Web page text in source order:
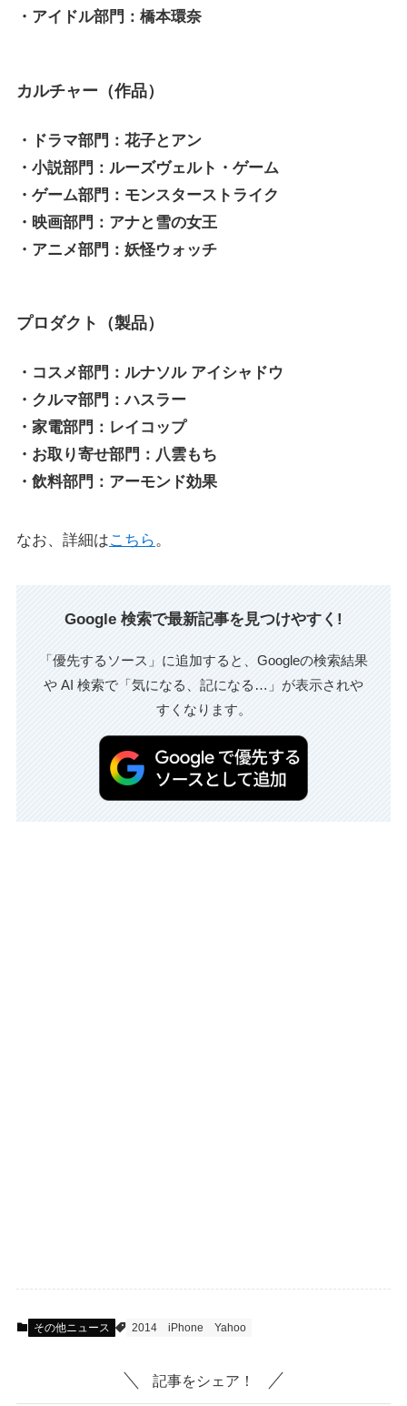
・アイドル部門：橋本環奈
カルチャー（作品）
・ドラマ部門：花子とアン
・小説部門：ルーズヴェルト・ゲーム
・ゲーム部門：モンスターストライク
・映画部門：アナと雪の女王
・アニメ部門：妖怪ウォッチ
プロダクト（製品）
・コスメ部門：ルナソル アイシャドウ
・クルマ部門：ハスラー
・家電部門：レイコップ
・お取り寄せ部門：八雲もち
・飲料部門：アーモンド効果
なお、詳細はこちら。
Google 検索で最新記事を見つけやすく!
「優先するソース」に追加すると、Googleの検索結果
や AI 検索で「気になる、記になる…」が表示されや
すくなります。
その他ニュース 2014 iPhone Yahoo
記事をシェア！